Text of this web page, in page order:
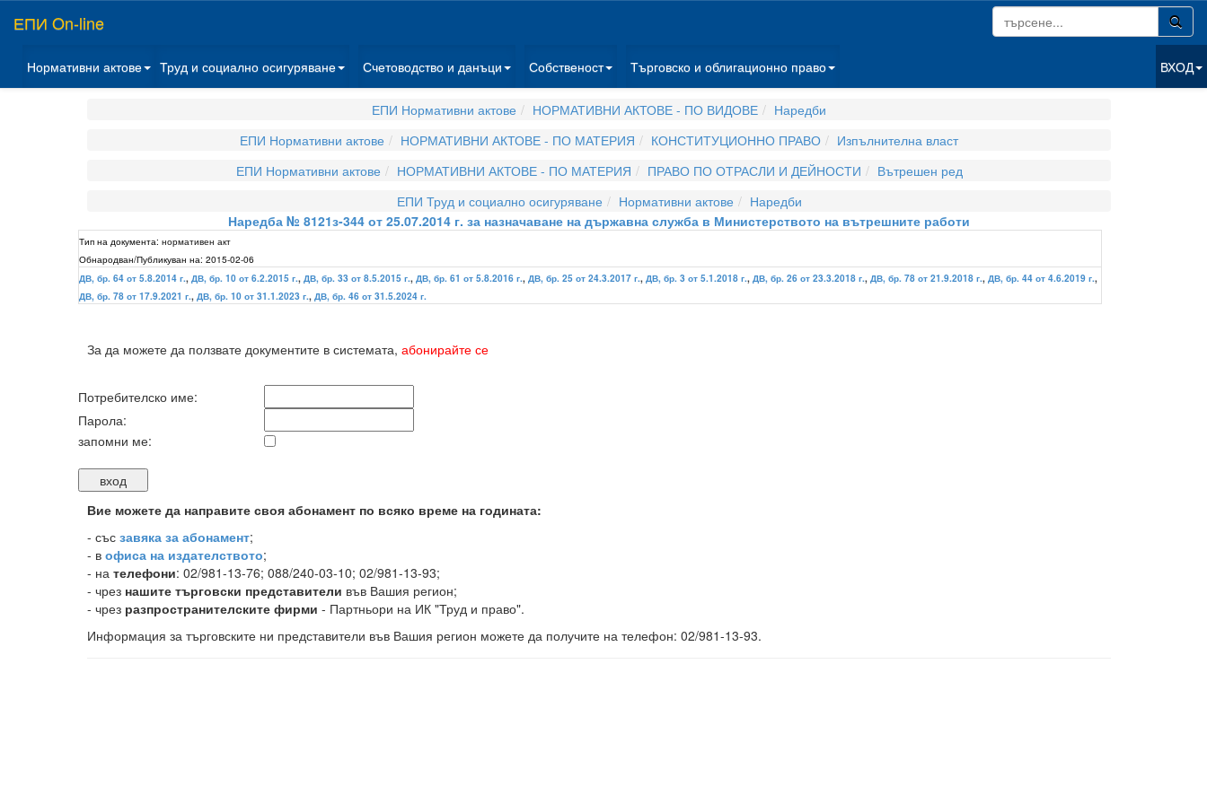
ЕПИ On-line
Нормативни актове Труд и социално осигуряване Счетоводство и данъци Собственост Търговско и облигационно право ВХОД
ЕПИ Нормативни актове НОРМАТИВНИ АКТОВЕ - ПО ВИДОВЕ
Наредби
ЕПИ Нормативни актове
НОРМАТИВНИ АКТОВЕ - ПО МАТЕРИЯ КОНСТИТУЦИОННО ПРАВО
Изпълнителна власт
ЕПИ Нормативни актове
НОРМАТИВНИ АКТОВЕ - ПО МАТЕРИЯ ПРАВО ПО ОТРАСЛИ И ДЕЙНОСТИ
Вътрешен ред
ЕПИ Труд и социално осигуряване
Нормативни актове
Наредби
Наредба № 8121з-344 от 25.07.2014 г. за назначаване на държавна служба в Министерството на вътрешните работи
Тип на документа: нормативен акт
Обнародван/Публикуван на: 2015-02-06
ДВ, бр. 64 от 5.8.2014 г., ДВ, бр. 10 от 6.2.2015 г., ДВ, бр. 33 от 8.5.2015 г., ДВ, бр. 61 от 5.8.2016 г., ДВ, бр. 25 от 24.3.2017 г., ДВ, бр. 3 от 5.1.2018 г., ДВ, бр. 26 от 23.3.2018 г., ДВ, бр. 78 от 21.9.2018 г., ДВ, бр. 44 от 4.6.2019 г.,
ДВ, бр. 78 от 17.9.2021 г., ДВ, бр. 10 от 31.1.2023 г., ДВ, бр. 46 от 31.5.2024 г.
За да можете да ползвате документите в системата, абонирайте се
Потребителско име:
Парола:
запомни ме:
Вие можете да направите своя абонамент по всяко време на годината:
- със завяка за абонамент;
- в офиса на издателството;
- на телефони: 02/981-13-76; 088/240-03-10; 02/981-13-93;
- чрез нашите търговски представители във Вашия регион;
- чрез разпространителските фирми - Партньори на ИК "Труд и право".
Информация за търговските ни представители във Вашия регион можете да получите на телефон: 02/981-13-93.